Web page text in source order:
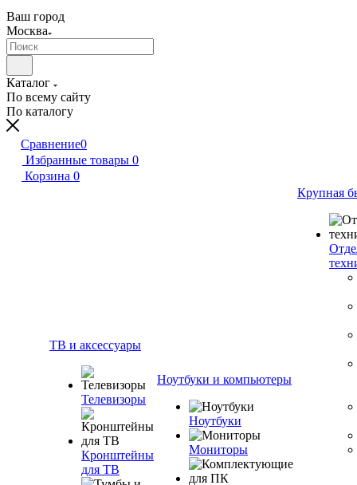
Ваш город
Москва
Каталог
По всему сайту
По каталогу
Сравнение0
Избранные товары 0
Корзина 0
ТВ и аксессуары
Телевизоры
Кронштейны
для ТВ
Ноутбуки и компьютеры
Ноутбуки
Мониторы
Крупная